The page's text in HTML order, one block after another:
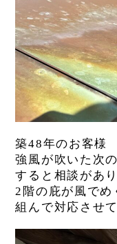
築48年のお客様
強風が吹いた次
すると相談があ
2階の庇が風でめ
組んで対応させ